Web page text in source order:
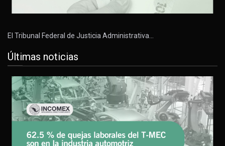
El Tribunal Federal de Justicia Administrativa…
Últimas noticias